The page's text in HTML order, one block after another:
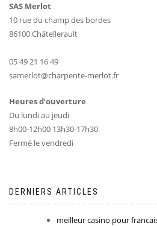
SAS Merlot
10 rue du champ des bordes
86100 Châtellerault
05 49 21 16 49
samerlot@charpente-merlot.fr
Heures d’ouverture
Du lundi au jeudi
8h00-12h00 13h30-17h30
Fermé le vendredi
DERNIERS ARTICLES
meilleur casino pour